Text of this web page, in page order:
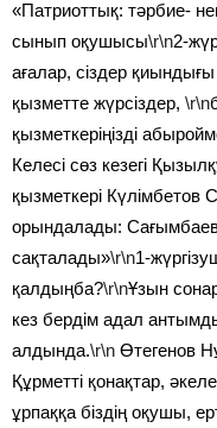
«Патриоттық: тәрбие-
сынып оқушысы\r\n2-
ағалар, сіздер
қызметте жүрсіздер, \r\n
қызметкеріңізді
Келесі сөз кезегі
қызметкері Күлімбетов
орындалады:
сақталады»\r\n1-
қалдыңба?\r\nҰзын
кез бердім адал
алдында.\r\n Өтегенов
Құрметті қонақтар,
ұрпаққа біздің оқушы,